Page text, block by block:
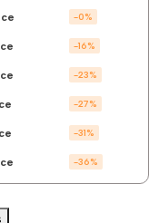
-0%
-16%
-23%
-27%
-31%
-36%